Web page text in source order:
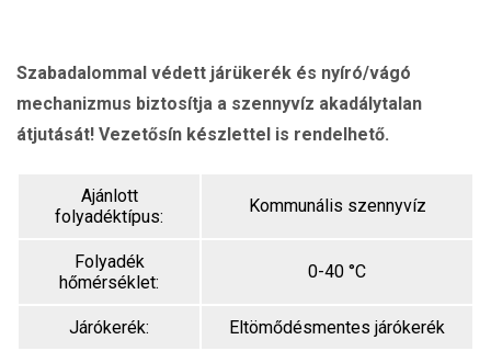
Szabadalommal védett járükerék és nyíró/vágó
mechanizmus biztosítja a szennyvíz akadálytalan
átjutását! Vezetősín készlettel is rendelhető.
Ajánlott
folyadéktípus:
Kommunális szennyvíz
Folyadék
hőmérséklet:
0-40 °C
Járókerék: Eltömődésmentes járókerék